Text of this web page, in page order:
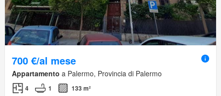
700 €/al mese
Appartamento a Palermo, Provincia di Palermo
4 1
133 m²